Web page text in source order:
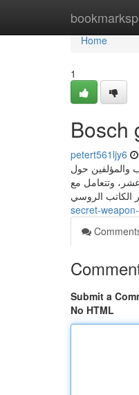
Home
Home
1
Bosch
petert561ljy6
والمؤلفين حول
عشر، وتتعامل مع
secret-
Submit a
No HTML